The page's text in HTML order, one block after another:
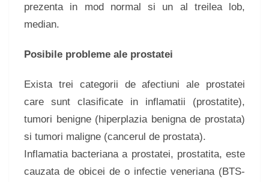
prezenta in mod normal si un al treilea lob,
median.
Posibile probleme ale prostatei
Exista trei categorii de afectiuni ale prostatei
care sunt clasificate in inflamatii (prostatite),
tumori benigne (hiperplazia benigna de prostata)
si tumori maligne (cancerul de prostata).
Inflamatia bacteriana a prostatei, prostatita, este
cauzata de obicei de o infectie veneriana (BTS-